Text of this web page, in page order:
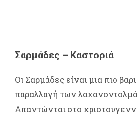
Σαρμάδες – Καστοριά
Οι Σαρμάδες είναι μια πιο
παραλλαγή των
Απαντώνται στο